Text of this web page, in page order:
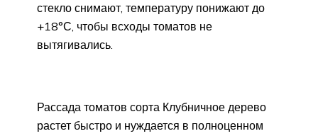
стекло снимают, температуру понижают до
+18°С, чтобы всходы томатов не
вытягивались.
Рассада томатов сорта Клубничное дерево
растет быстро и нуждается в полноценном